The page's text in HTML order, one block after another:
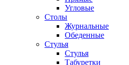
Угловые
Столы
Журнальные
Обеденные
Стулья
Стулья
Табуретки